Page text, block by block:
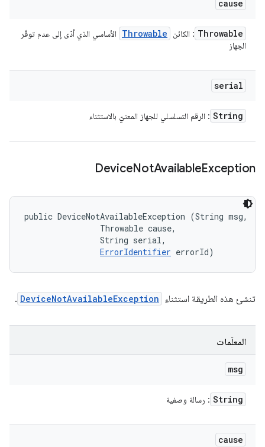
cause
Throwable : الكائن Throwable
الأساسي الذي أدّى إلى عدم توفّر
الجهاز
serial
String : الرقم التسلسلي للجهاز المعنيّ بالاستثناء
DeviceNotAvailableException
public DeviceNotAvailableException (String msg,
                Throwable cause,
                String serial,
ErrorIdentifier errorId)
تنشئ هذه الطريقة استثناء DeviceNotAvailableException
.
المعلَمات
msg
String : رسالة وصفية
cause